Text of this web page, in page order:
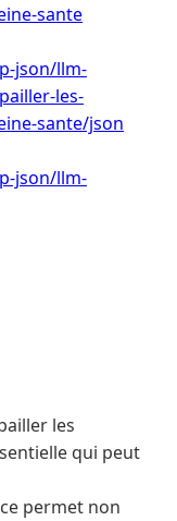
sante
json/llm-
les-
sante/json
json/llm-
les
qui peut
permet non